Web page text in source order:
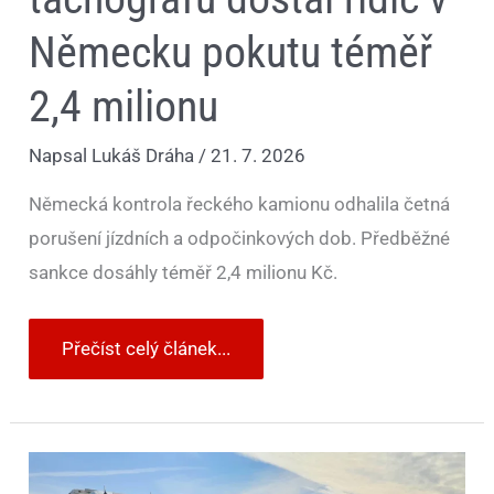
Německu pokutu téměř
2,4 milionu
Napsal Lukáš Dráha/21. 7. 2026
Německá kontrola řeckého kamionu odhalila četná
porušení jízdních a odpočinkových dob. Předběžné
sankce dosáhly téměř 2,4 milionu Kč.
Přečíst celý článek...
Neviditelné
váhy